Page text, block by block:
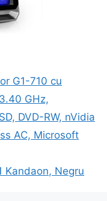
G1-710 cu
GHz,
DVD-RW, nVidia
AC, Microsoft
Kandaon, Negru